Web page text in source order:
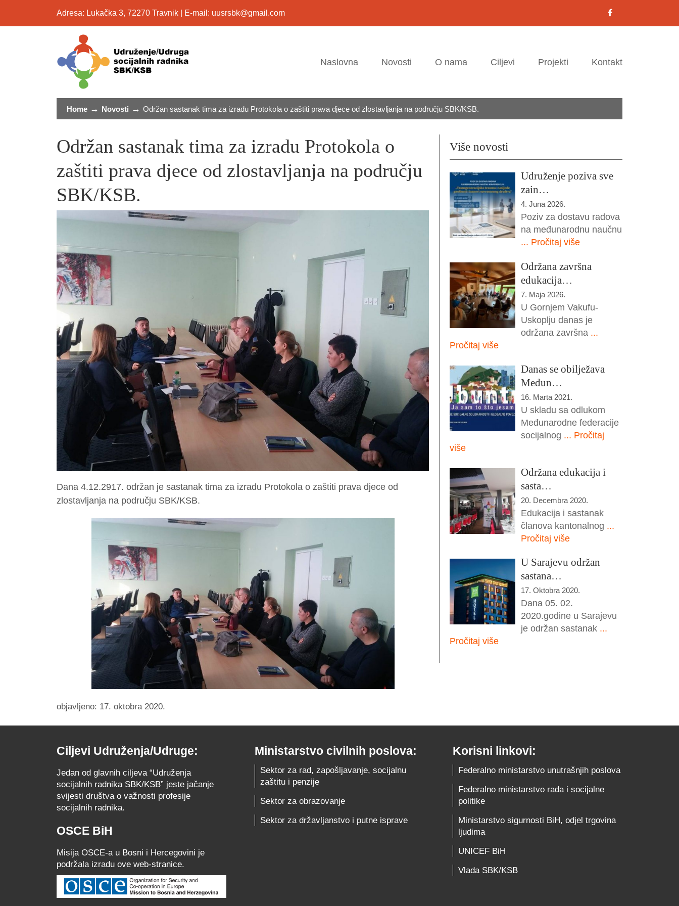
Adresa: Lukačka 3, 72270 Travnik | E-mail: uusrsbk@gmail.com
Naslovna Novosti O nama Ciljevi Projekti Kontakt
Home → Novosti → Održan sastanak tima za izradu Protokola o zaštiti prava djece od zlostavljanja na području SBK/KSB.
Održan sastanak tima za izradu Protokola o
zaštiti prava djece od zlostavljanja na području
SBK/KSB.
Dana 4.12.2917. održan je sastanak tima za izradu Protokola o zaštiti prava djece od
zlostavljanja na području SBK/KSB.
objavljeno: 17. oktobra 2020.
Više novosti
Udruženje poziva sve
zain…
4. Juna 2026.
Poziv za dostavu radova
na međunarodnu naučnu
... Pročitaj više
Održana završna
edukacija…
7. Maja 2026.
U Gornjem Vakufu-
Uskoplju danas je
održana završna ...
Pročitaj više
Danas se obilježava
Međun…
16. Marta 2021.
U skladu sa odlukom
Međunarodne federacije
socijalnog ... Pročitaj
više
Održana edukacija i
sasta…
20. Decembra 2020.
Edukacija i sastanak
članova kantonalnog ...
Pročitaj više
U Sarajevu održan
sastana…
17. Oktobra 2020.
Dana 05. 02.
2020.godine u Sarajevu
je održan sastanak ...
Pročitaj više
Ciljevi Udruženja/Udruge:
Jedan od glavnih ciljeva “Udruženja
socijalnih radnika SBK/KSB” jeste jačanje
svijesti društva o važnosti profesije
socijalnih radnika.
OSCE BiH
Misija OSCE-a u Bosni i Hercegovini je
podržala izradu ove web-stranice.
Ministarstvo civilnih poslova:
Sektor za rad, zapošljavanje, socijalnu
zaštitu i penzije
Sektor za obrazovanje
Sektor za državljanstvo i putne isprave
Korisni linkovi:
Federalno ministarstvo unutrašnjih poslova
Federalno ministarstvo rada i socijalne
politike
Ministarstvo sigurnosti BiH, odjel trgovina
ljudima
UNICEF BiH
Vlada SBK/KSB